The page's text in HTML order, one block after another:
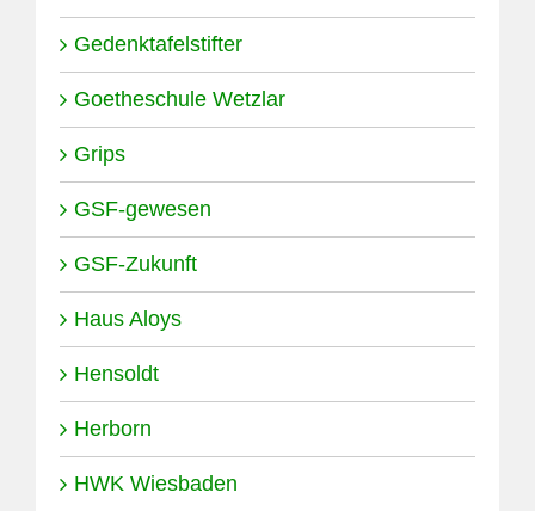
Gedenktafelstifter
Goetheschule Wetzlar
Grips
GSF-gewesen
GSF-Zukunft
Haus Aloys
Hensoldt
Herborn
HWK Wiesbaden